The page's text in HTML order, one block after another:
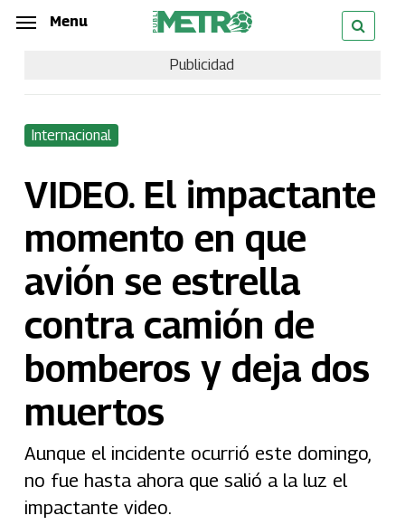
Skip
content
Menu
Publicidad
Internacional
VIDEO. El impactante
momento en que
avión se estrella
contra camión de
bomberos y deja dos
muertos
Aunque el incidente ocurrió este domingo,
no fue hasta ahora que salió a la luz el
impactante video.
Menu